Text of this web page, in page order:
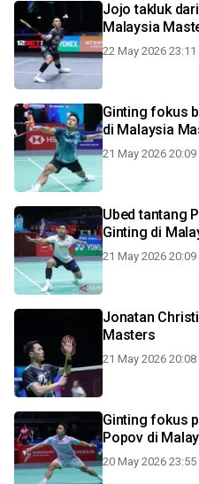
Jojo takluk
Malaysia
22 May 2026 23:11
Ginting fokus
di Malaysia
21 May 2026 20:09
Ubed tantang
Ginting di
21 May 2026 20:09
Jonatan
Masters
21 May 2026 20:08
Ginting fokus
Popov di
20 May 2026 23:55